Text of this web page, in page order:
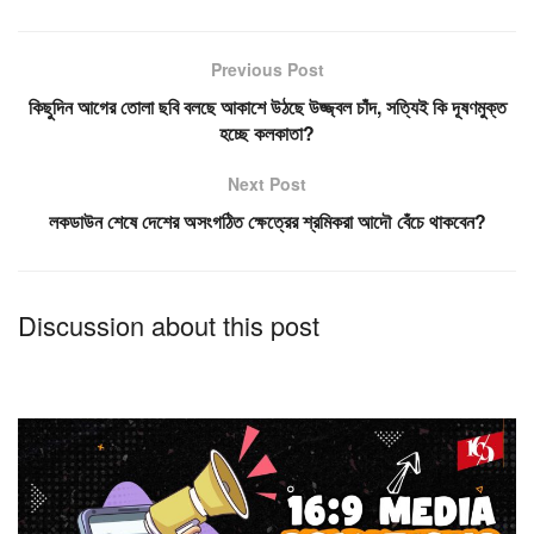
Previous Post
কিছুদিন আগের তোলা ছবি বলছে আকাশে উঠছে উজ্জ্বল চাঁদ, সত্যিই কি দূষণমুক্ত
হচ্ছে কলকাতা?
Next Post
লকডাউন শেষে দেশের অসংগঠিত ক্ষেত্রের শ্রমিকরা আদৌ বেঁচে থাকবেন?
Discussion about this post